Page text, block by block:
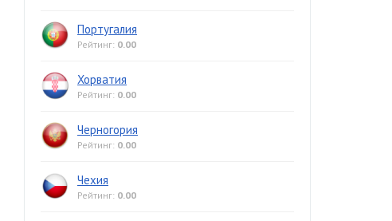
Португалия
Рейтинг: 0.00
Хорватия
Рейтинг: 0.00
Черногория
Рейтинг: 0.00
Чехия
Рейтинг: 0.00